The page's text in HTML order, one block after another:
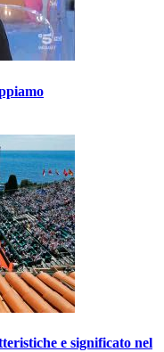
e significato nel